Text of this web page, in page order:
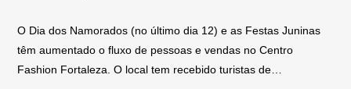
O Dia dos Namorados (no último dia 12) e as Festas Juninas
têm aumentado o fluxo de pessoas e vendas no Centro
Fashion Fortaleza. O local tem recebido turistas de…